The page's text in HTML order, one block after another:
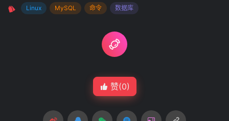
Linux MySQL 命令 数据库
赞(0)